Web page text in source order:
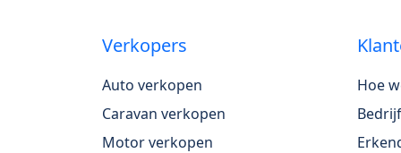
Verkopers
Auto verkopen
Caravan verkopen
Motor verkopen
Hoe